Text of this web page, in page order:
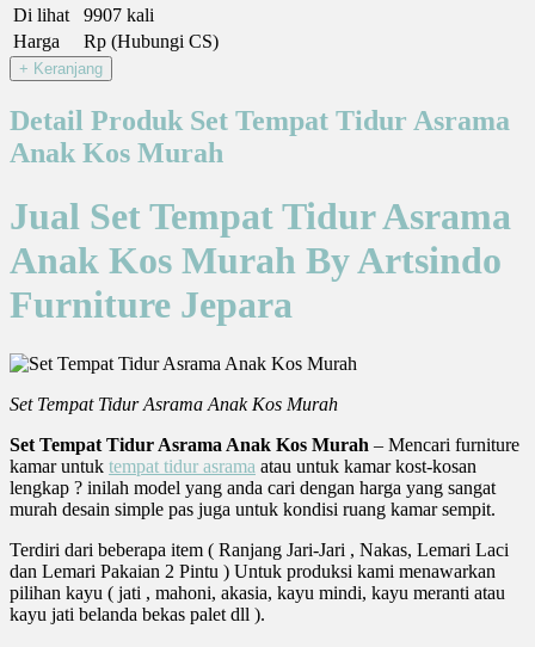
Di lihat
9907 kali
Harga
Rp (Hubungi CS)
Detail Produk Set Tempat Tidur Asrama
Anak Kos Murah
Jual Set Tempat Tidur Asrama
Anak Kos Murah By Artsindo
Furniture Jepara
Set Tempat Tidur Asrama Anak Kos Murah
Set Tempat Tidur Asrama Anak Kos Murah – Mencari furniture
kamar untuk tempat tidur asrama atau untuk kamar kost-kosan
lengkap ? inilah model yang anda cari dengan harga yang sangat
murah desain simple pas juga untuk kondisi ruang kamar sempit.
Terdiri dari beberapa item ( Ranjang Jari-Jari , Nakas, Lemari Laci
dan Lemari Pakaian 2 Pintu ) Untuk produksi kami menawarkan
pilihan kayu ( jati , mahoni, akasia, kayu mindi, kayu meranti atau
kayu jati belanda bekas palet dll ).